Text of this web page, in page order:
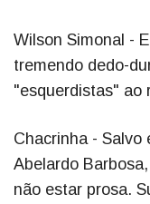
Wilson Simonal -
tremendo dedo-
"esquerdistas" ao
Chacrinha - Salvo
Abelardo
não estar prosa.